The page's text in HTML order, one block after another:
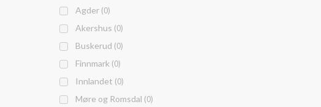
Agder (0)
Akershus (0)
Buskerud (0)
Finnmark (0)
Innlandet (0)
Møre og Romsdal (0)